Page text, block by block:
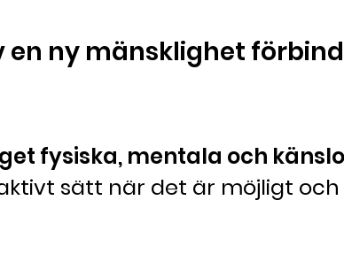
ny mänsklighet
fysiska, mentala och
sätt när det är möjligt